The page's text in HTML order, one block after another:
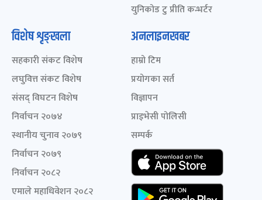
युनिकोड टु प्रीति कन्भर्टर
विशेष शृङ्खला
सहकारी संकट विशेष
लघुवित्त संकट विशेष
संसद् विघटन विशेष
निर्वाचन २०७४
स्थानीय चुनाव २०७९
निर्वाचन २०७९
निर्वाचन २०८२
एमाले महाधिवेशन २०८२
अनलाइनखबर
हाम्रो टिम
प्रयोगका सर्त
विज्ञापन
प्राइभेसी पोलिसी
सम्पर्क